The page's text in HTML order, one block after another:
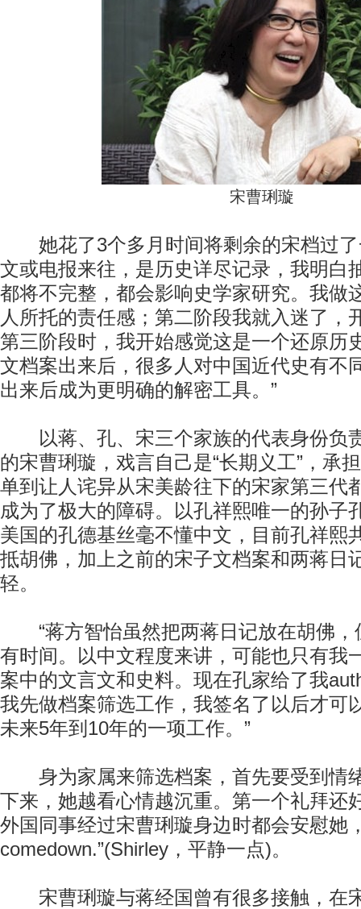
宋曹琍璇
她花了3个多月时间将剩余的宋档过了
文或电报来往，是历史详尽记录，我明白
都将不完整，都会影响史学家研究。我做
人所托的责任感；第二阶段我就入迷了，
第三阶段时，我开始感觉这是一个还原历
文档案出来后，很多人对中国近代史有不
出来后成为更明确的解密工具。”
以蒋、孔、宋三个家族的代表身份负
的宋曹琍璇，戏言自己是“长期义工”，承
单到让人诧异从宋美龄往下的宋家第三代
成为了极大的障碍。以孔祥熙唯一的孙子
美国的孔德基丝毫不懂中文，目前孔祥熙
抵胡佛，加上之前的宋子文档案和两蒋日
轻。
“蒋方智怡虽然把两蒋日记放在胡佛，
有时间。以中文程度来讲，可能也只有我
案中的文言文和史料。现在孔家给了我
我先做档案筛选工作，我签名了以后才可
未来5年到10年的一项工作。”
身为家属来筛选档案，首先要受到情
下来，她越看心情越沉重。第一个礼拜还
外国同事经过宋曹琍璇身边时都会安慰她
comedown.”(Shirley，平静一点)。
宋曹琍璇与蒋经国曾有很多接触，在